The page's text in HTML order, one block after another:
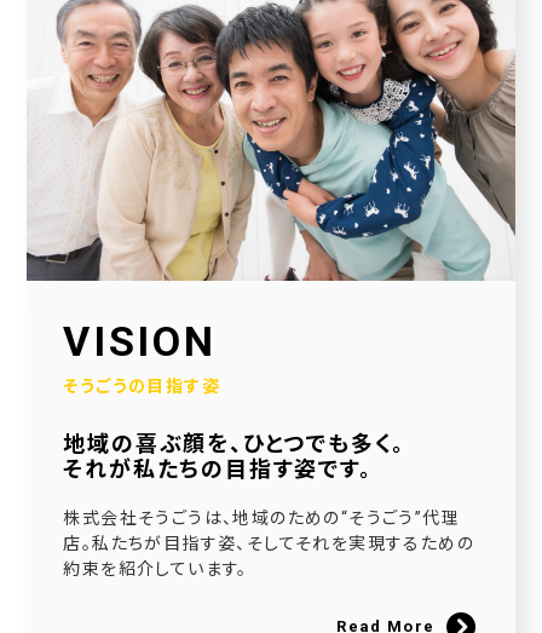
VISION
そうごうの目指す姿
地域の喜ぶ顔を、ひとつでも多く。
それが私たちの目指す姿です。
株式会社そうごうは、地域のための“そうごう”代理
店。私たちが目指す姿、そしてそれを実現するための
約束を紹介しています。
Read More